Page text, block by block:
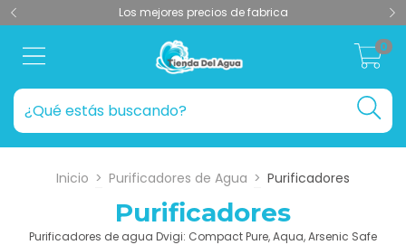
Los mejores precios de fabrica
0
Inicio > Purificadores de Agua > Purificadores
Purificadores
Purificadores de agua Dvigi: Compact Pure, Aqua, Arsenic Safe